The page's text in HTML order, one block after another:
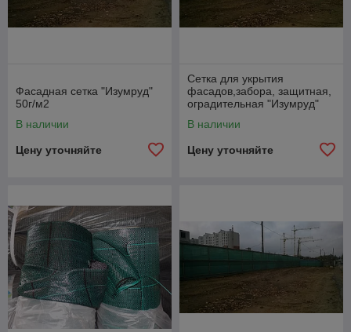
Фасадная сетка "Изумруд"
50г/м2
В наличии
Цену уточняйте
Сетка для укрытия
фасадов,забора, защитная,
оградительная "Изумруд"
В наличии
Цену уточняйте